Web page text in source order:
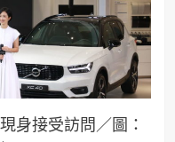
身接受訪問／圖：